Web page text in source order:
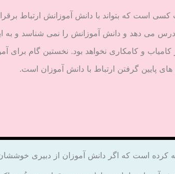
کسی است که بتواند با دانش آموزانش ارتباط
می دهد و دانش آموزانش را نمی شناسد و به
کامیاب و کامکاری نخواهد بود. نخستین گام برای
پایین گرفتن ارتباط با دانش آموزان است.
کرده است که اگر دانش آموزان از دبیری